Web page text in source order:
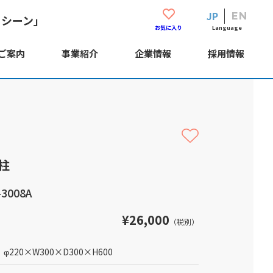
ーン」 お気に入り
EN
JP
Language
案内 事業紹介 企業情報 採用情報
¥26,000 （税別）
φ220×W300×D300×H600